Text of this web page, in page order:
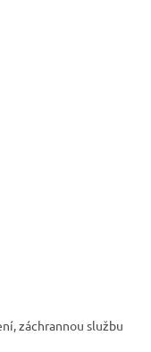
záchrannou službu